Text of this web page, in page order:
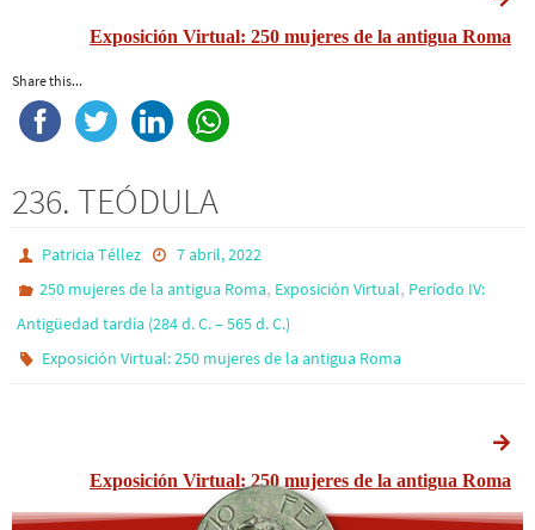
Exposición Virtual: 250 mujeres de la antigua Roma
Share this...
236. TEÓDULA
Patricia Téllez
7 abril, 2022
250 mujeres de la antigua Roma, Exposición Virtual, Período IV:
Antigüedad tardía (284 d. C. – 565 d. C.)
Exposición Virtual: 250 mujeres de la antigua Roma
Exposición Virtual: 250 mujeres de la antigua Roma